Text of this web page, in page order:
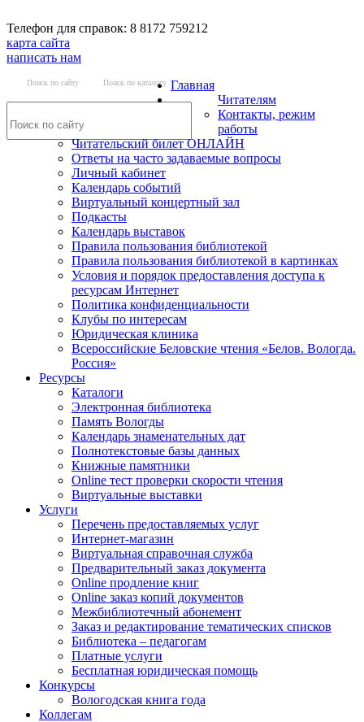
Телефон для справок: 8 8172 759212
карта сайта
написать нам
Поиск по сайту Поиск по каталогу Главная
Читателям
Контакты, режим
работы
Читательский билет ОНЛАЙН
Ответы на часто задаваемые вопросы
Личный кабинет
Календарь событий
Виртуальный концертный зал
Подкасты
Календарь выставок
Правила пользования библиотекой
Правила пользования библиотекой в картинках
Условия и порядок предоставления доступа к
ресурсам Интернет
Политика конфиденциальности
Клубы по интересам
Юридическая клиника
Всероссийские Беловские чтения «Белов. Вологда.
Россия»
Ресурсы
Каталоги
Электронная библиотека
Память Вологды
Календарь знаменательных дат
Полнотекстовые базы данных
Книжные памятники
Online тест проверки скорости чтения
Виртуальные выставки
Услуги
Перечень предоставляемых услуг
Интернет-магазин
Виртуальная справочная служба
Предварительный заказ документа
Online продление книг
Online заказ копий документов
Межбиблиотечный абонемент
Заказ и редактирование тематических списков
Библиотека – педагогам
Платные услуги
Бесплатная юридическая помощь
Конкурсы
Вологодская книга года
Коллегам